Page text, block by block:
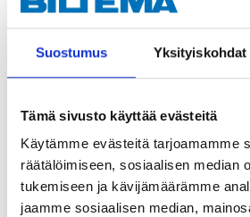
Suostumus Yksityiskohdat
Tämä sivusto käyttää evästeitä
Käytämme evästeitä tarjoamamme
räätälöimiseen, sosiaalisen median
tukemiseen ja kävijämäärämme
jaamme sosiaalisen median,
better cutting surface that
process.
Length
200
Cutting capacity
12